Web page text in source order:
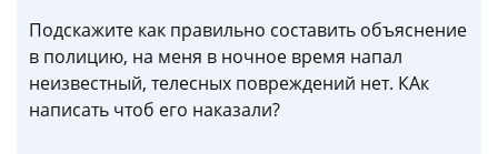
Подскажите как правильно составить объяснение
в полицию, на меня в ночное время напал
неизвестный, телесных повреждений нет. КАк
написать чтоб его наказали?